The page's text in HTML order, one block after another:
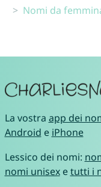
Nomi da
La vostra app dei
Android e iPhone
Lessico dei nomi:
nomi unisexetutti i